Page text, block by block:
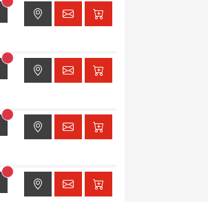
Brak dostępu do lokalizacji
Brak dostępu do lokalizacji
Brak dostępu do lokalizacji
Brak dostępu do lokalizacji